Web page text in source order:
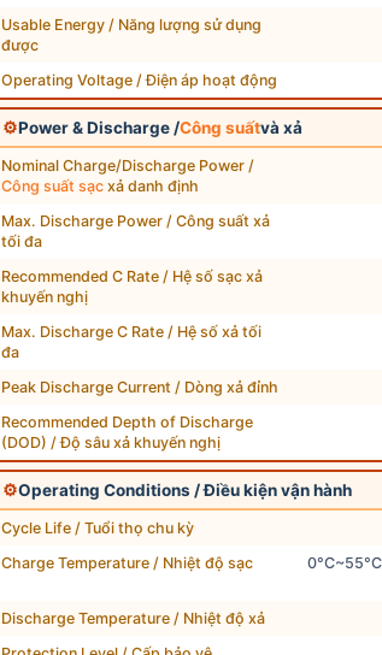
Usable Energy / Năng lượng sử dụng
được
Operating Voltage / Điện áp hoạt động
⚙Power & Discharge /Công suấtvà xả
Nominal Charge/Discharge Power /
Công suất sạc xả danh định
Max. Discharge Power / Công suất xả
tối đa
Recommended C Rate / Hệ số sạc xả
khuyến nghị
Max. Discharge C Rate / Hệ số xả tối
đa
Peak Discharge Current / Dòng xả đỉnh
Recommended Depth of Discharge
(DOD) / Độ sâu xả khuyến nghị
⚙Operating Conditions / Điều kiện vận hành
Cycle Life / Tuổi thọ chu kỳ
Charge Temperature / Nhiệt độ sạc
Discharge Temperature / Nhiệt độ xả